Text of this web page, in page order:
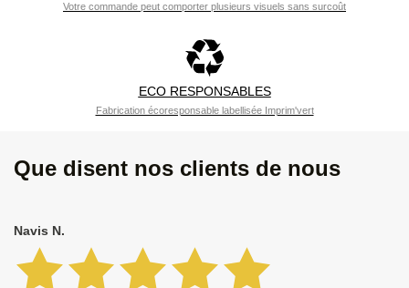
Votre commande peut comporter plusieurs visuels sans surcoût
ECO RESPONSABLES
Fabrication écoresponsable labellisée Imprim'vert
Que disent nos clients de nous
Navis N.